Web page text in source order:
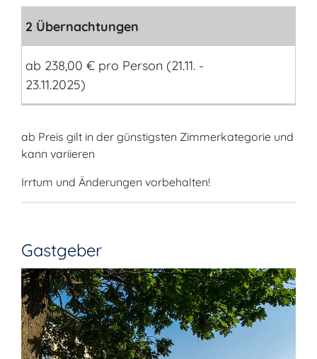
2 Übernachtungen
ab 238,00 € pro Person (21.11. -
23.11.2025)
ab Preis gilt in der günstigsten Zimmerkategorie und
kann variieren
Irrtum und Änderungen vorbehalten!
Gastgeber